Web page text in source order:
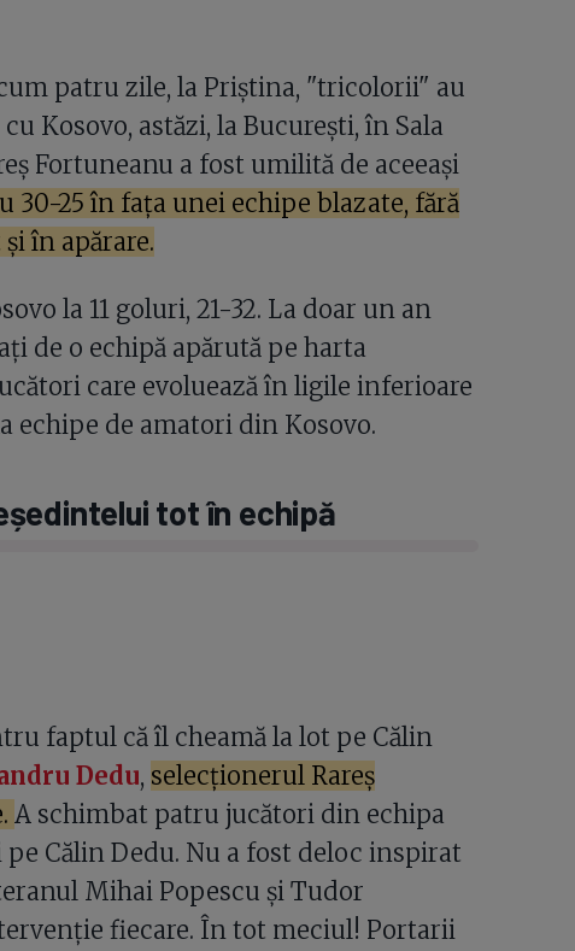
patru zile, la Priștina, "tricolorii" au
Kosovo, astăzi, la București, în Sala
Fortuneanu a fost umilită de aceeași
30-25 în fața unei echipe blazate, fără
în apărare.
la 11 goluri, 21-32. La doar un an
de o echipă apărută pe harta
care evoluează în ligile inferioare
echipe de amatori din Kosovo.
tot în echipă
faptul că îl cheamă la lot pe Călin
Dedu, selecționerul Rareș
A schimbat patru jucători din echipa
pe Călin Dedu. Nu a fost deloc inspirat
Mihai Popescu și Tudor
fiecare. În tot meciul! Portarii